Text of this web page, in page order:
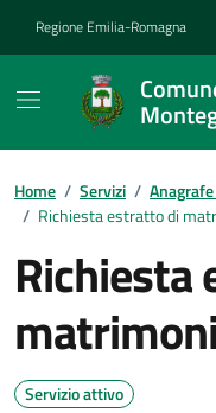
Regione Emilia-Romagna
Contenuti in
Home / Servizi /
/ Richiesta estratto di
Richiesta
Servizio attivo